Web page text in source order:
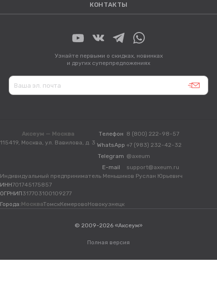
КОНТАКТЫ
Узнайте первыми о скидках, новинках
и других суперпредложениях
Аксеум — Москва
115419, Москва, ул. Вавилова, д. 3
Телефон 8 (800) 222-98-57
WhatsApp +7 (983) 232-42-32
Telegram @axeum
E-mail
support@axeum.ru
Индивидуальный предприниматель Меньшиков Руслан Юрьевич
ИНН701745175857
ОГРНИП317703100109277
Города: МоскваТомскКемеровоНовокузнецк
© 2009-2026 «Аксеум»
Полная версия